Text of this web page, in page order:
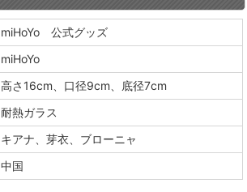
miHoYo 公式グッズ
miHoYo
高さ16cm、口径9cm、底径7cm
耐熱ガラス
キアナ、芽衣、ブローニャ
中国